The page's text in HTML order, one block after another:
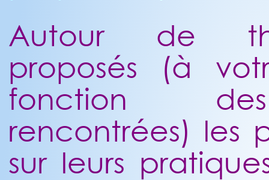
Autour de
proposés (à
fonction des
rencontrées) les
sur leurs